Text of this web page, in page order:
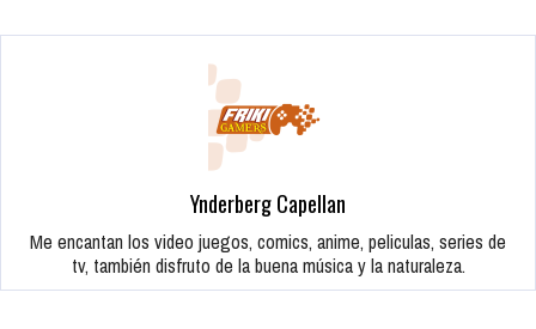
Ynderberg Capellan
Me encantan los video juegos, comics, anime, peliculas, series de
tv, también disfruto de la buena música y la naturaleza.